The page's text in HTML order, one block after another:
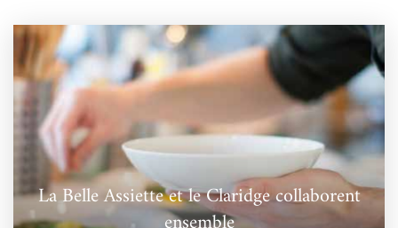
La Belle Assiette et le Claridge collaborent